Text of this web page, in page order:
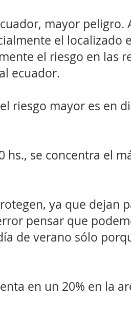
mayor peligro.
el localizado
el riesgo en las
ecuador.
riesgo mayor es en
hs., se concentra el
ya que dejan
pensar que
de verano sólo
en un 20% en la